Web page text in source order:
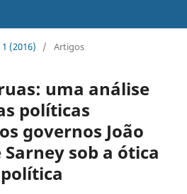
(2016) / Artigos
uma análise
políticas
governos João
Sarney sob a ótica